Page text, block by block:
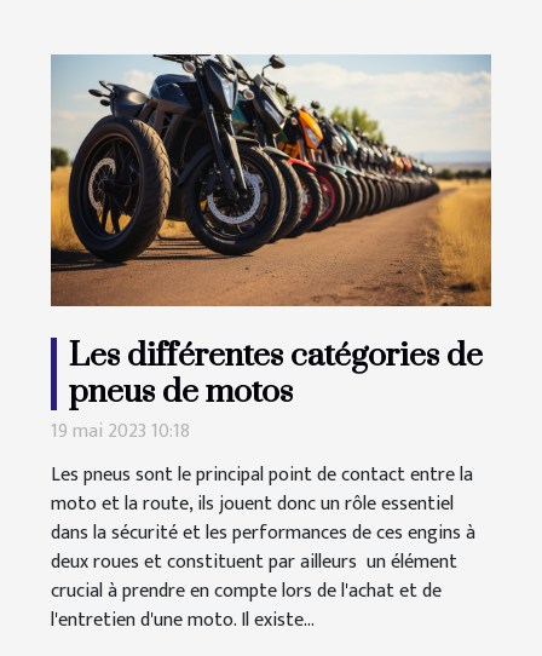
Les différentes catégories de
pneus de motos
19 mai 2023 10:18
Les pneus sont le principal point de contact entre la
moto et la route, ils jouent donc un rôle essentiel
dans la sécurité et les performances de ces engins à
deux roues et constituent par ailleurs un élément
crucial à prendre en compte lors de l'achat et de
l'entretien d'une moto. Il existe...